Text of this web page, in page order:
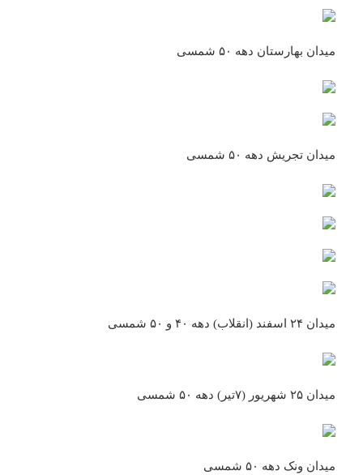
میدان بهارستان دهه ۵۰ شمسی
میدان تجریش دهه ۵۰ شمسی
میدان ۲۴ اسفند (انقلاب) دهه ۴۰ و ۵۰ شمسی
میدان ۲۵ شهریور (۷تیر) دهه ۵۰ شمسی
میدان ونک دهه ۵۰ شمسی